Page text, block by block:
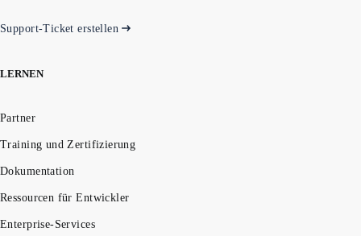
Support-Ticket erstellen
LERNEN
Partner
Training und Zertifizierung
Dokumentation
Ressourcen für Entwickler
Enterprise-Services